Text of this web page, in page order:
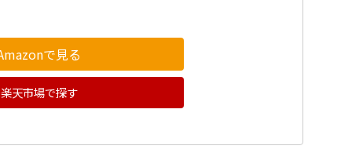
で見る
楽天市場で探す